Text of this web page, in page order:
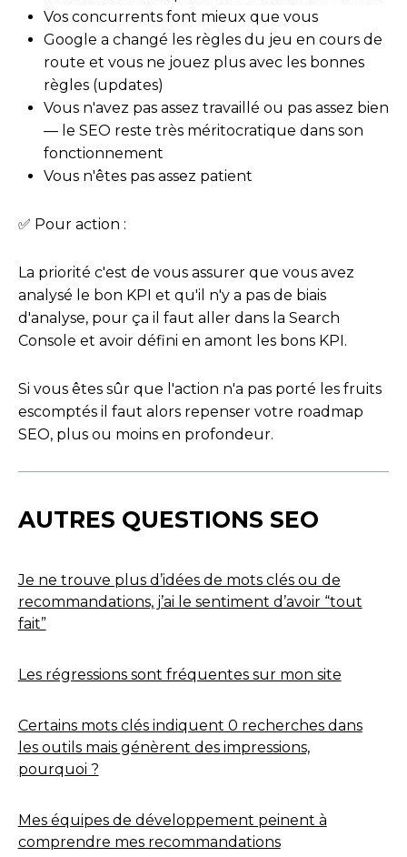
Vos concurrents font mieux que vous
Google a changé les règles du jeu en cours de
route et vous ne jouez plus avec les bonnes
règles (updates)
Vous n'avez pas assez travaillé ou pas assez bien
— le SEO reste très méritocratique dans son
fonctionnement
Vous n'êtes pas assez patient
✅ Pour action :
La priorité c'est de vous assurer que vous avez
analysé le bon KPI et qu'il n'y a pas de biais
d'analyse, pour ça il faut aller dans la Search
Console et avoir défini en amont les bons KPI.
Si vous êtes sûr que l'action n'a pas porté les fruits
escomptés il faut alors repenser votre roadmap
SEO, plus ou moins en profondeur.
AUTRES QUESTIONS SEO
Je ne trouve plus d’idées de mots clés ou de
recommandations, j’ai le sentiment d’avoir “tout
fait”
Les régressions sont fréquentes sur mon site
Certains mots clés indiquent 0 recherches dans
les outils mais génèrent des impressions,
pourquoi ?
Mes équipes de développement peinent à
comprendre mes recommandations